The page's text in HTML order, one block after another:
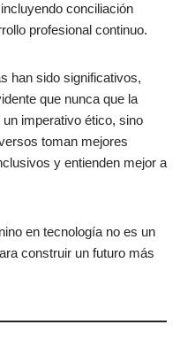
conciliación
profesional continuo.
han sido significativos,
que nunca que la
imperativo ético, sino
toman mejores
y entienden mejor a
en tecnología no es un
construir un futuro más